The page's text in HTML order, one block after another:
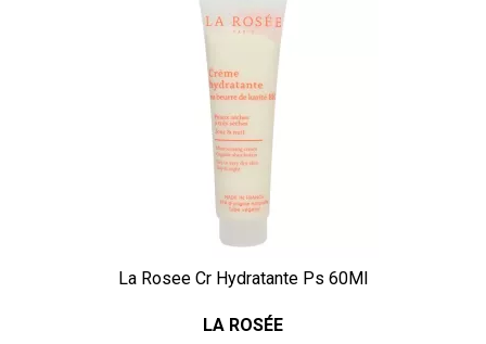
La Rosee Cr Hydratante Ps 60Ml
LA ROSÉE